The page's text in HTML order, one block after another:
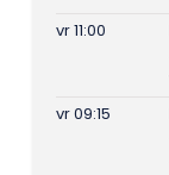
vr 11:00
vr 09:15